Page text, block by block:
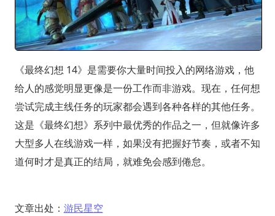
《最终幻想 14》是需要你大量时间投入的网络游戏，他
给人的感觉明显更像是一份工作而非游戏。现在，任何想
尝试完成主线任务的玩家都会遇到各种各样的其他任务。
这是《最终幻想》系列中最优秀的作品之一，但就像许多
大型多人在线游戏一样，如果没有把握好节奏，或者不知
道何时才是真正的结局，就难免会感到倦怠。
文章出处： 游民星空